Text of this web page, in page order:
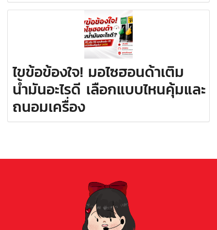
ไขข้อข้องใจ! มอไซฮอนด้าเติม
น้ำมันอะไรดี เลือกแบบไหนคุ้มและ
ถนอมเครื่อง